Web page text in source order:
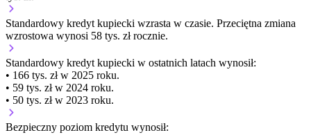
Standardowy kredyt kupiecki wzrasta w czasie. Przeciętna zmiana
wzrostowa wynosi 58 tys. zł rocznie.
Standardowy kredyt kupiecki w ostatnich latach wynosił:
• 166 tys. zł w 2025 roku.
• 59 tys. zł w 2024 roku.
• 50 tys. zł w 2023 roku.
Bezpieczny poziom kredytu wynosił: